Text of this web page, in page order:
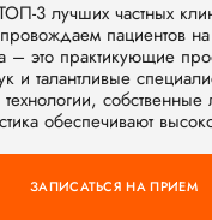
3 лучших частных
пациентов
– это практикующие
и талантливые
собственные
обеспечивают
ЗАПИСАТЬСЯ НА ПРИЕМ